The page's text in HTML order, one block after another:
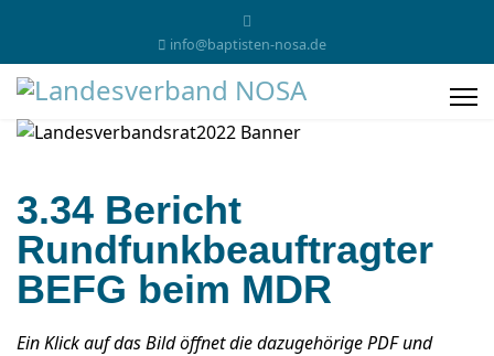
info@baptisten-nosa.de
3.34 Bericht
Rundfunkbeauftragter
BEFG beim MDR
Ein Klick auf das Bild öffnet die dazugehörige PDF und